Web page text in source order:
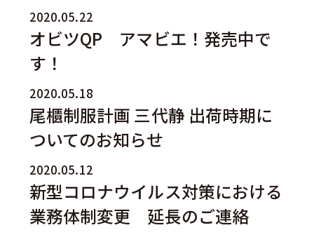
2020.05.22
オビツQP アマビエ！発売中で
す！
2020.05.18
尾櫃制服計画 三代静 出荷時期に
ついてのお知らせ
2020.05.12
新型コロナウイルス対策における
業務体制変更 延長のご連絡